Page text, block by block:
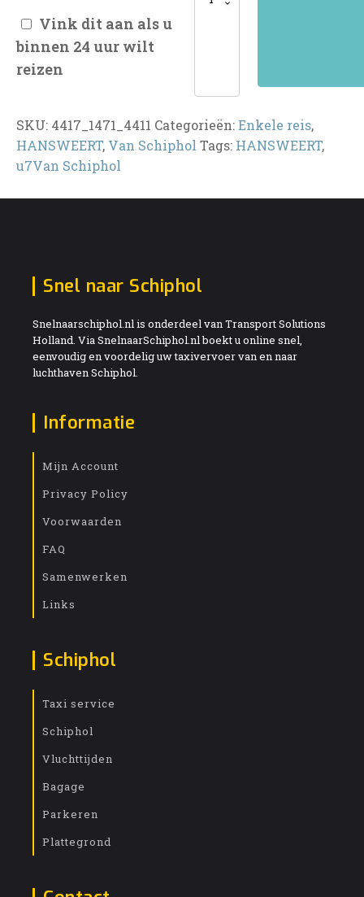
Vink dit aan als u
binnen 24 uur wilt
reizen
SKU: 4417_1471_4411 Categorieën:Enkele reis,
HANSWEERT, Van Schiphol Tags: HANSWEERT,
u7Van Schiphol
Snel naar Schiphol
Snelnaarschiphol.nl is onderdeel van Transport Solutions
Holland. Via SnelnaarSchiphol.nl boekt u online snel,
eenvoudig en voordelig uw taxivervoer van en naar
luchthaven Schiphol.
Informatie
Mijn Account
Privacy Policy
Voorwaarden
FAQ
Samenwerken
Links
Schiphol
Taxi service
Schiphol
Vluchttijden
Bagage
Parkeren
Plattegrond